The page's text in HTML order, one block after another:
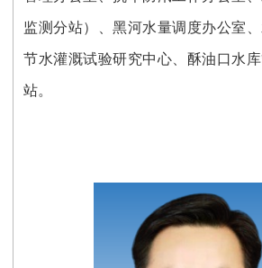
监测分站）、黑河水量调度办公室
节水灌溉试验研究中心、酥油口水
站。